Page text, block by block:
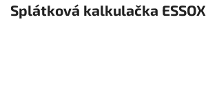
Splátková kalkulačka ESSOX